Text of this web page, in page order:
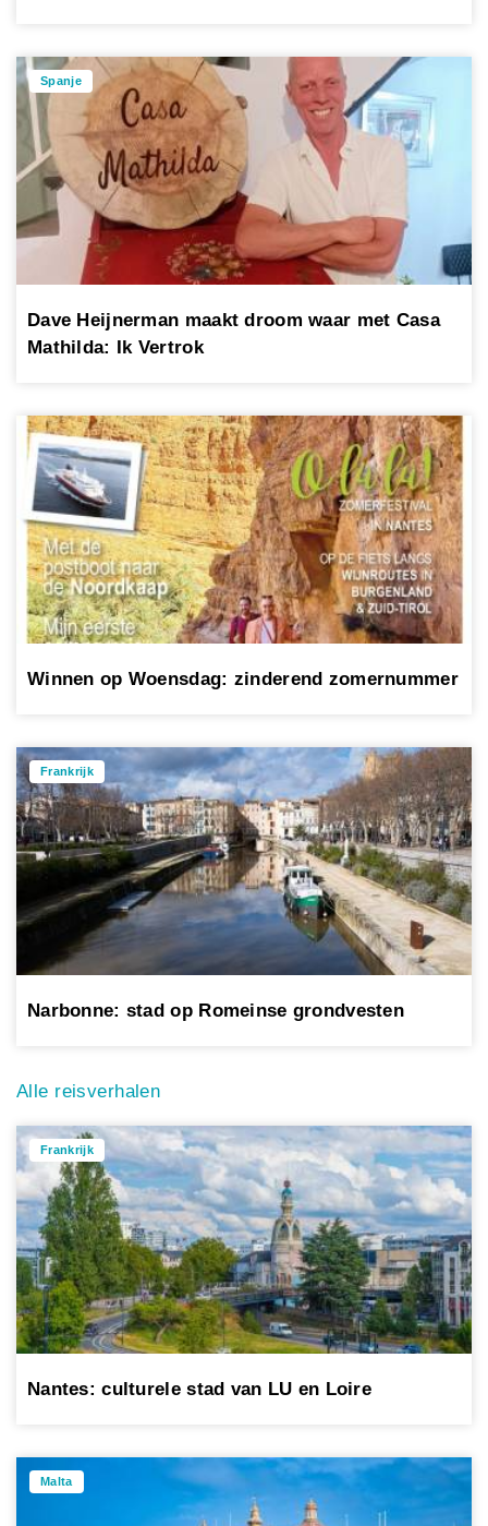
Spanje
Dave Heijnerman maakt droom waar met Casa
Mathilda: Ik Vertrok
Winnen op Woensdag: zinderend zomernummer
Frankrijk
Narbonne: stad op Romeinse grondvesten
Alle reisverhalen
Frankrijk
Nantes: culturele stad van LU en Loire
Malta